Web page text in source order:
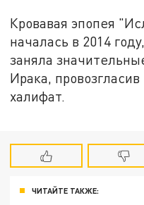
Кровавая эпопея
началась в 2014
заняла
Ирака,
халифат.
ЧИТАЙТЕ ТАКЖЕ: